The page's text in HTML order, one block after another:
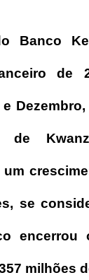
Banco
de
de
se
encerrou
milhões